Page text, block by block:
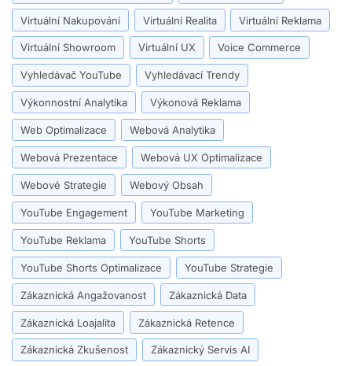
Virtuální Nakupování Virtuální Realita Virtuální Reklama
Virtuální Showroom Virtuální UX Voice Commerce
Vyhledávač YouTube Vyhledávací Trendy
Výkonnostní Analytika Výkonová Reklama
Web Optimalizace Webová Analytika
Webová Prezentace Webová UX Optimalizace
Webové Strategie Webový Obsah
YouTube Engagement YouTube Marketing
YouTube Reklama YouTube Shorts
YouTube Shorts Optimalizace YouTube Strategie
Zákaznická Angažovanost Zákaznická Data
Zákaznická Loajalita Zákaznická Retence
Zákaznická Zkušenost Zákaznický Servis AI